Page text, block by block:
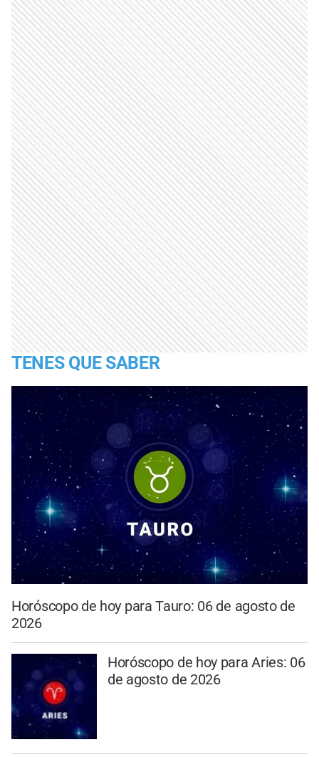
TENES QUE SABER
Horóscopo de hoy para Tauro: 06 de agosto de
2026
Horóscopo de hoy para Aries: 06
de agosto de 2026